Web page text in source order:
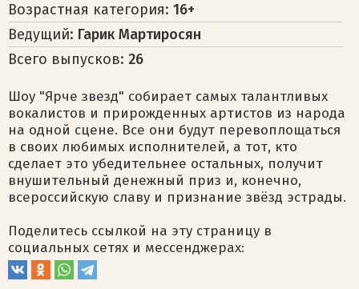
Возрастная категория: 16+
Ведущий: Гарик Мартиросян
Всего выпусков: 26
Шоу "Ярче звезд" собирает самых талантливых
вокалистов и прирожденных артистов из народа
на одной сцене. Все они будут перевоплощаться
в своих любимых исполнителей, а тот, кто
сделает это убедительнее остальных, получит
внушительный денежный приз и, конечно,
всероссийскую славу и признание звёзд эстрады.
Поделитесь ссылкой на эту страницу в
социальных сетях и мессенджерах: